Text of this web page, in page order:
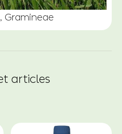
Gramineae
articles